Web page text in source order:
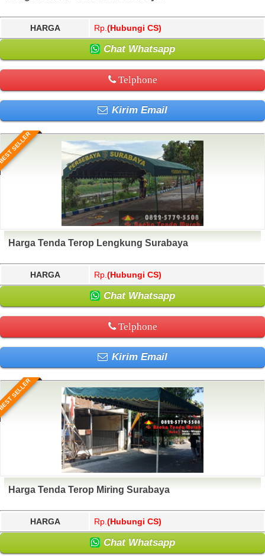
HARGA Rp. (Hubungi CS)
Chat Whatsapp
Telphone
Kirim Email
SELLER
Harga Tenda Terop Lengkung Surabaya
HARGA Rp. (Hubungi CS)
Chat Whatsapp
Telphone
Kirim Email
SELLER
Harga Tenda Terop Miring Surabaya
HARGA Rp. (Hubungi CS)
Chat Whatsapp